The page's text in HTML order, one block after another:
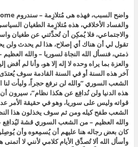
والفساد الأخلاقي، هذه مُتلازِمة الطغيان
والاجتماعي، فلا يُمكِن أن تُحدِّثني عن طغيان
تقول لي أن هناك أي إصلاح، هذا لم يحدث ولن
ذمتي، فنسأل الله النجاة لسوريا – والله
والعزة بما يراه وحده لا إله إلا هو، وأنا لم
آخر هذه السنة أو في السنة القادمة سوف
الشعب السوري “والله لن نرفع حجراً، وليأت
هذه الدنيا ولن نُدافِع عن هكذا نظام”، سيرون
قواته وليس على سوريا، وهو في حقيقة الأمر
الشعب طفح كيله ومن ثم سوف يخذلون هذا
والله العظيم – من الشعب السوري قشة ليُدافِع
كان بعض رجاله هنا عليهم أن يُسمِعوه وأن
وأسأل الله ألا تُصدِّق الأيام كلامي لأنني لا